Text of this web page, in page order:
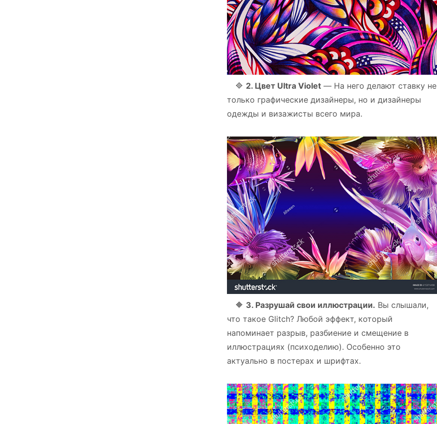
⠀ 🔷 2. Цвет Ultra Violet — На него делают ставку не
только графические дизайнеры, но и дизайнеры
одежды и визажисты всего мира.
⠀ 🔶 3. Разрушай свои иллюстрации. Вы слышали,
что такое Glitch? Любой эффект, который
напоминает разрыв, разбиение и смещение в
иллюстрациях (психоделию). Особенно это
актуально в постерах и шрифтах.